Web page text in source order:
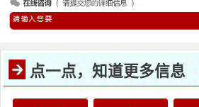
点一点，知道更多信息